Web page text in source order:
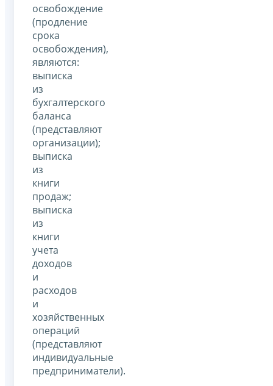
освобождение
(продление
срока
освобождения),
являются:
выписка
из
бухгалтерского
баланса
(представляют
организации);
выписка
из
книги
продаж;
выписка
из
книги
учета
доходов
и
расходов
и
хозяйственных
операций
(представляют
индивидуальные
предприниматели).